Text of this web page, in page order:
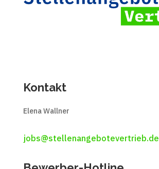
Kontakt
Elena Wallner
jobs@stellenangebotevertrieb.de